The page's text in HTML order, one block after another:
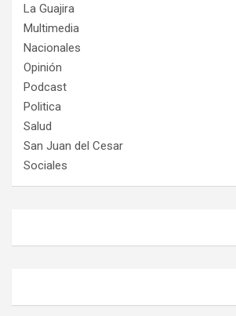
La Guajira
Multimedia
Nacionales
Opinión
Podcast
Politica
Salud
San Juan del Cesar
Sociales